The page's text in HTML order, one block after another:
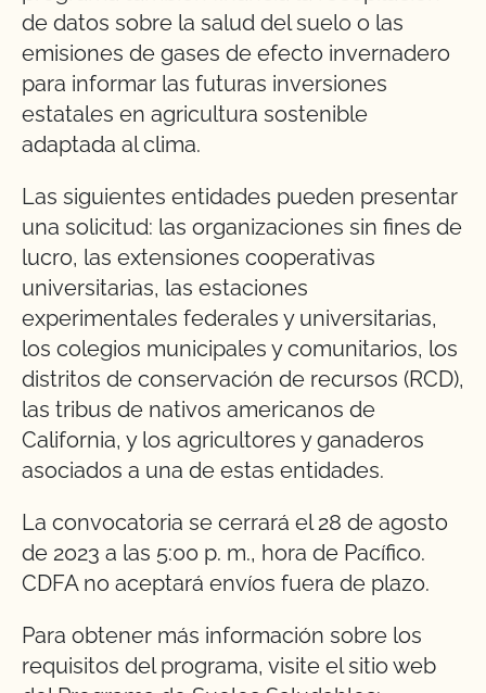
de datos sobre la salud del suelo o las
emisiones de gases de efecto invernadero
para informar las futuras inversiones
estatales en agricultura sostenible
adaptada al clima.
Las siguientes entidades pueden presentar
una solicitud: las organizaciones sin fines de
lucro, las extensiones cooperativas
universitarias, las estaciones
experimentales federales y universitarias,
los colegios municipales y comunitarios, los
distritos de conservación de recursos (RCD),
las tribus de nativos americanos de
California, y los agricultores y ganaderos
asociados a una de estas entidades.
La convocatoria se cerrará el 28 de agosto
de 2023 a las 5:00 p. m., hora de Pacífico.
CDFA no aceptará envíos fuera de plazo.
Para obtener más información sobre los
requisitos del programa, visite el sitio web